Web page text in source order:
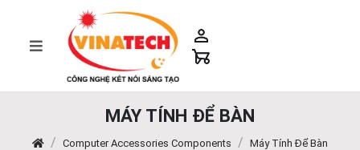
MÁY TÍNH ĐỂ BÀN
Computer Accessories Components Máy Tính Để Bàn